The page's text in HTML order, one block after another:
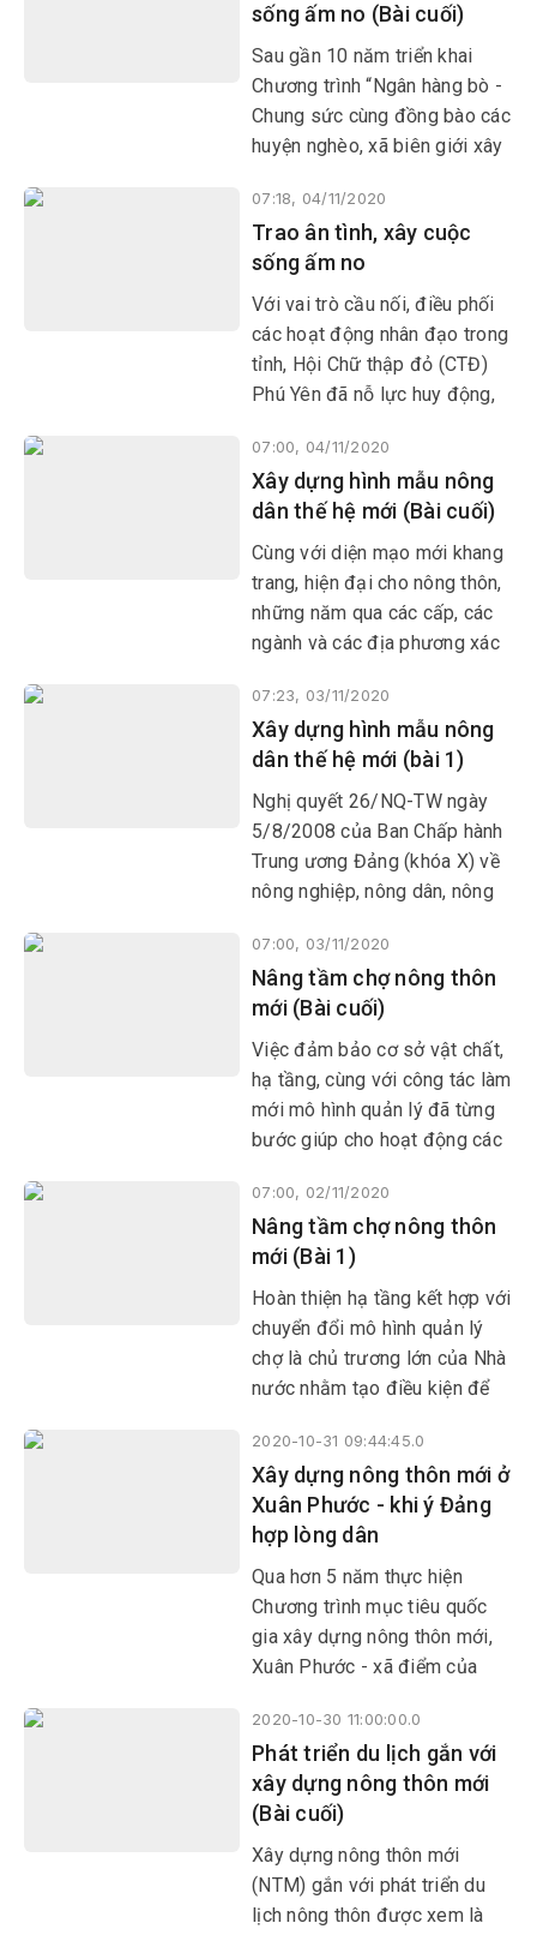
sống ấm no (Bài cuối)
Sau gần 10 năm triển khai
Chương trình “Ngân hàng bò -
Chung sức cùng đồng bào các
huyện nghèo, xã biên giới xây
là Ngân hàng bò) do Trung
ương Hội CTĐ Việt Nam phát
động
07:18, 04/11/2020
Trao ân tình, xây cuộc
sống ấm no
Với vai trò cầu nối, điều phối
các hoạt động nhân đạo trong
tỉnh, Hội Chữ thập đỏ (CTĐ)
Phú Yên đã nỗ lực huy động,
quốc gia, tổ chức quốc tế triển
khai nhiều chương trình an
sinh xã hội, hỗ trợ người
nghèo vươn lên tạo lập cuộc
sống mới.
07:00, 04/11/2020
Xây dựng hình mẫu nông
dân thế hệ mới (Bài cuối)
Cùng với diện mạo mới khang
trang, hiện đại cho nông thôn,
những năm qua các cấp, các
ngành và các địa phương xác
vật chất, tinh thần cho người
nông dân là nhiệm vụ quan
trọng.
07:23, 03/11/2020
Xây dựng hình mẫu nông
dân thế hệ mới (bài 1)
Nghị quyết 26/NQ-TW ngày
5/8/2008 của Ban Chấp hành
Trung ương Đảng (khóa X) về
nông nghiệp, nông dân, nông
mối quan hệ mật thiết giữa
nông nghiệp, nông dân và
nông thôn, nông dân là chủ thể
của quá trình phát triển, xây
dựng nông thôn mới (NTM)”.
07:00, 03/11/2020
Nâng tầm chợ nông thôn
mới (Bài cuối)
Việc đảm bảo cơ sở vật chất,
hạ tầng, cùng với công tác làm
mới mô hình quản lý đã từng
bước giúp cho hoạt động các
nếp, phát huy hiệu quả và dần
tiến đến chợ nông thôn mới
(NTM) ngày càng văn minh,
hiện đại.
07:00, 02/11/2020
Nâng tầm chợ nông thôn
mới (Bài 1)
Hoàn thiện hạ tầng kết hợp với
chuyển đổi mô hình quản lý
chợ là chủ trương lớn của Nhà
nước nhằm tạo điều kiện để
bước văn minh thương mại,
phù hợp với xu thế phát triển
hiện nay.
2020-10-31 09:44:45.0
Xây dựng nông thôn mới ở
Xuân Phước - khi ý Đảng
hợp lòng dân
Qua hơn 5 năm thực hiện
Chương trình mục tiêu quốc
gia xây dựng nông thôn mới,
Xuân Phước - xã điểm của
chương trình này đã có nhiều
đổi thay.
2020-10-30 11:00:00.0
Phát triển du lịch gắn với
xây dựng nông thôn mới
(Bài cuối)
Xây dựng nông thôn mới
(NTM) gắn với phát triển du
lịch nông thôn được xem là